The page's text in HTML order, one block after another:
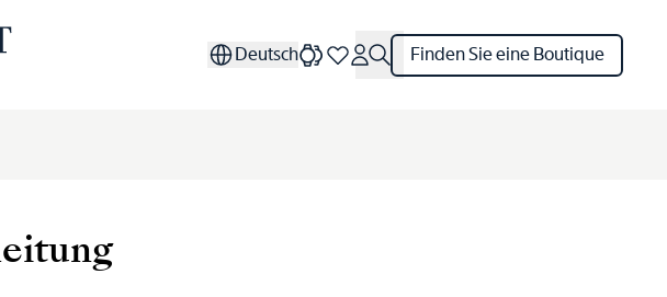
Deutsch Finden Sie eine Boutique